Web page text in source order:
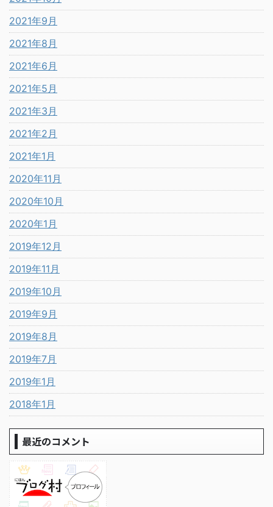
2021年9月
2021年8月
2021年6月
2021年5月
2021年3月
2021年2月
2021年1月
2020年11月
2020年10月
2020年1月
2019年12月
2019年11月
2019年10月
2019年9月
2019年8月
2019年7月
2019年1月
2018年1月
最近のコメント